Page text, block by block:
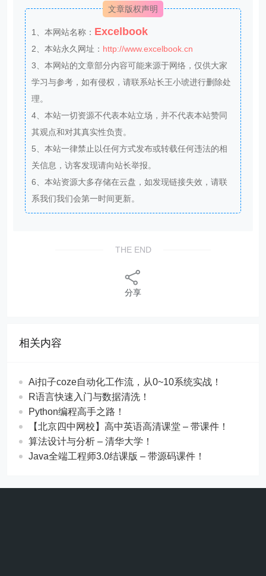
文章版权声明
1、本网站名称： Excelbook
2、本站永久网址： http://www.excelbook.cn
3、本网站的文章部分内容可能来源于网络，仅供大家
学习与参考，如有侵权，请联系站长王小琥进行删除处
理。
4、本站一切资源不代表本站立场，并不代表本站赞同
其观点和对其真实性负责。
5、本站一律禁止以任何方式发布或转载任何违法的相
关信息，访客发现请向站长举报。
6、本站资源大多存储在云盘，如发现链接失效，请联
系我们我们会第一时间更新。
THE END
分享
相关内容
Ai扣子coze自动化工作流，从0~10系统实战！
R语言快速入门与数据清洗！
Python编程高手之路！
【北京四中网校】高中英语高清课堂 – 带课件！
算法设计与分析 – 清华大学！
Java全端工程师3.0结课版 – 带源码课件！